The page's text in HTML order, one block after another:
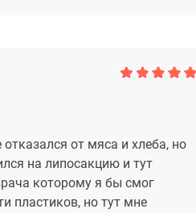
от мяса и хлеба, но
на липосакцию и тут
которому я бы смог
пластиков, но тут мне